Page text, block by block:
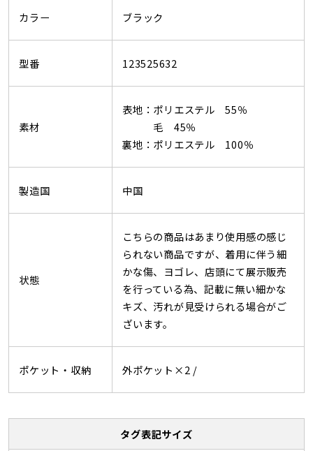
カラー ブラック
型番 123525632
素材
表地：ポリエステル 55％
毛 45％
裏地：ポリエステル 100％
製造国 中国
状態
こちらの商品はあまり使用感の感じ
られない商品ですが、着用に伴う細
かな傷、ヨゴレ、店頭にて展示販売
を行っている為、記載に無い細かな
キズ、汚れが見受けられる場合がご
ざいます。
ポケット・収納 外ポケット×2 /
タグ表記サイズ